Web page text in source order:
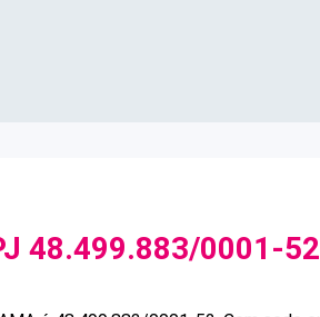
48.499.883/0001-52